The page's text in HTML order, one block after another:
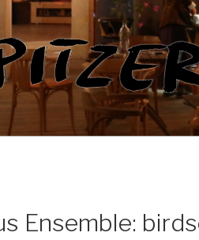
Ensemble: